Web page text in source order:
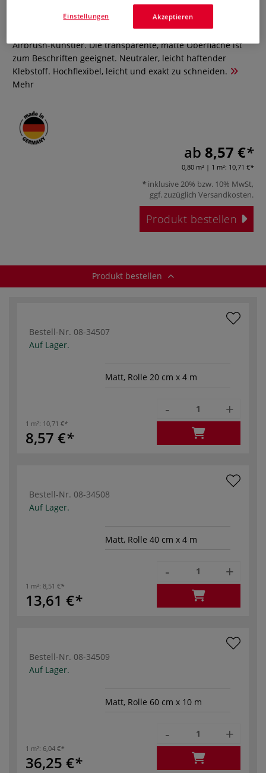
HANSA Maskierfilm ist eine unentbehrliche Hilfe für
Airbrush-Künstler. Die transparente, matte Oberfläche ist
zum Beschriften geeignet. Neutraler, leicht haftender
Klebstoff. Hochflexibel, leicht und exakt zu schneiden.
Mehr
ab 8,57 €
0,80 m² | 1 m²: 10,71 €
inklusive 20% bzw. 10% MwSt,
ggf. zuzüglich Versandkosten.
Produkt bestellen
Produkt bestellen
Bestell-Nr. 08-34507
Auf Lager.
Matt, Rolle 20 cm x 4 m
1 m²: 10,71 €
8,57 €
- +
Bestell-Nr. 08-34508
Auf Lager.
Matt, Rolle 40 cm x 4 m
1 m²: 8,51 €
13,61 €
- +
Bestell-Nr. 08-34509
Auf Lager.
Matt, Rolle 60 cm x 10 m
1 m²: 6,04 €
36,25 €
- +
Akzeptieren
Einstellungen